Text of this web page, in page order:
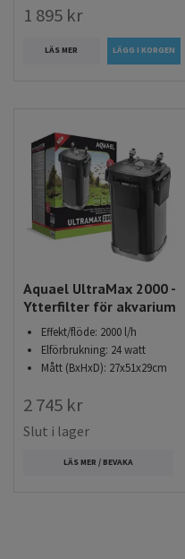
Noga utvalt
pålitliga varumärken
1 895 kr
LÄS MER
Aquael UltraMax 2000 -
Ytterfilter för akvarium
Effekt/flöde: 2000 l/h
Elförbrukning: 24 watt
Mått (BxHxD): 27x51x29cm
2 745 kr
Slut i lager
LÄS MER / BEVAKA